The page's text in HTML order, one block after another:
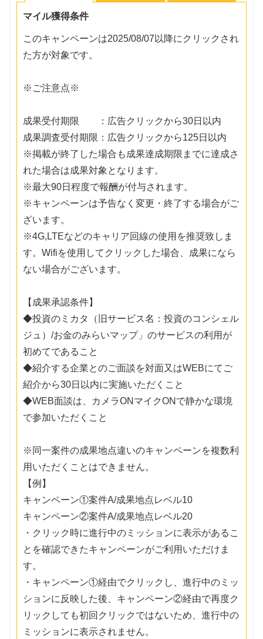
マイル獲得条件
このキャンペーンは2025/08/07以降にクリックされ
た方が対象です。
※ご注意点※
成果受付期限 ：広告クリックから30日以内
成果調査受付期限：広告クリックから125日以内
※掲載が終了した場合も成果達成期限までに達成さ
れた場合は成果対象となります。
※最大90日程度で報酬が付与されます。
※キャンペーンは予告なく変更・終了する場合がご
ざいます。
※4G,LTEなどのキャリア回線の使用を推奨致しま
す。Wifiを使用してクリックした場合、成果になら
ない場合がございます。
【成果承認条件】
◆投資のミカタ（旧サービス名：投資のコンシェル
ジュ）/お金のみらいマップ」のサービスの利用が
初めてであること
◆紹介する企業とのご面談を対面又はWEBにてご
紹介から30日以内に実施いただくこと
◆WEB面談は、カメラONマイクONで静かな環境
で参加いただくこと
※同一案件の成果地点違いのキャンペーンを複数利
用いただくことはできません。
【例】
キャンペーン①案件A/成果地点レベル10
キャンペーン②案件A/成果地点レベル20
・クリック時に進行中のミッションに表示があるこ
とを確認できたキャンペーンがご利用いただけま
す。
・キャンペーン①経由でクリックし、進行中のミッ
ションに反映した後、キャンペーン②経由で再度ク
リックしても初回クリックではないため、進行中の
ミッションに表示されません。